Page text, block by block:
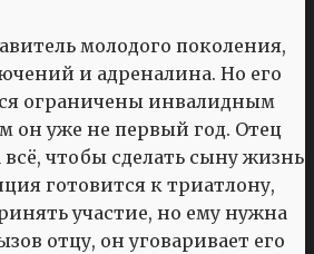
молодого поколения,
и адреналина. Но его
ограничены инвалидным
он уже не первый год. Отец
чтобы сделать сыну жизнь
готовится к триатлону,
участие, но ему нужна
отцу, он уговаривает его